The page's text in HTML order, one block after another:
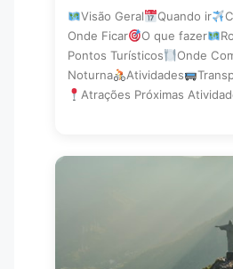
Visão Geral Quando ir
Onde Ficar
O que fazer
Pontos Turísticos
Onde
Noturna
Atividades
Atrações Próximas